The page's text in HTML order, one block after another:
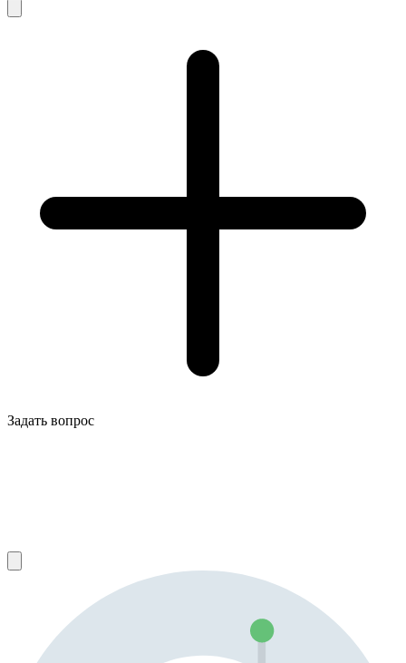
Задать вопрос